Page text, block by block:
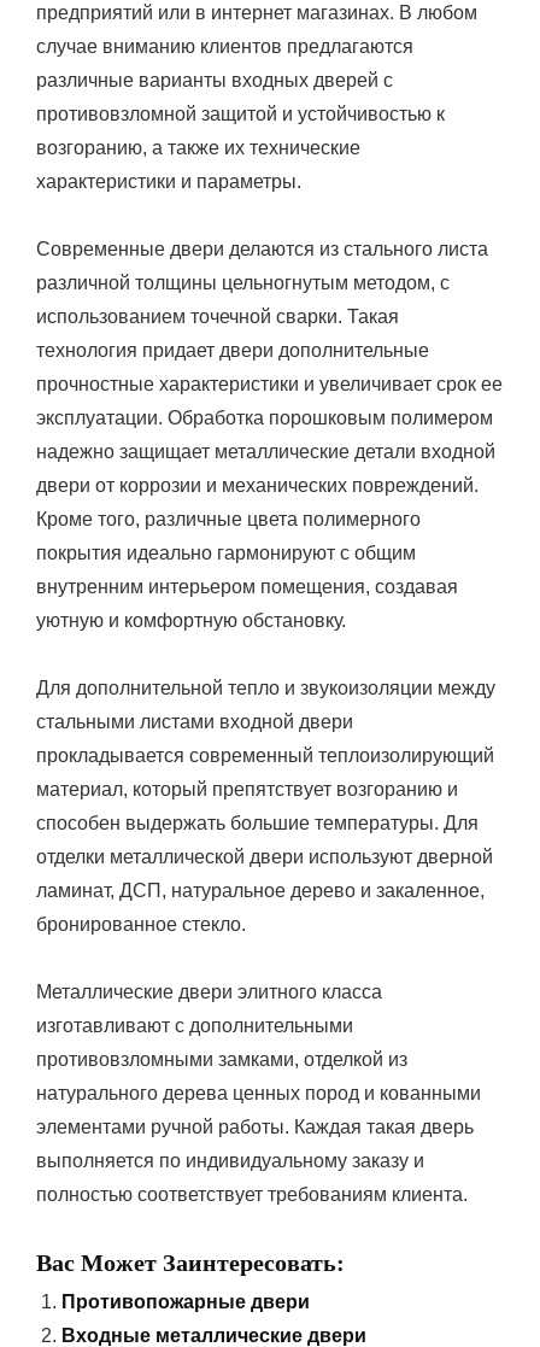
предприятий или в интернет магазинах. В любом
случае вниманию клиентов предлагаются
различные варианты входных дверей с
противовзломной защитой и устойчивостью к
возгоранию, а также их технические
характеристики и параметры.
Современные двери делаются из стального листа
различной толщины цельногнутым методом, с
использованием точечной сварки. Такая
технология придает двери дополнительные
прочностные характеристики и увеличивает срок ее
эксплуатации. Обработка порошковым полимером
надежно защищает металлические детали входной
двери от коррозии и механических повреждений.
Кроме того, различные цвета полимерного
покрытия идеально гармонируют с общим
внутренним интерьером помещения, создавая
уютную и комфортную обстановку.
Для дополнительной тепло и звукоизоляции между
стальными листами входной двери
прокладывается современный теплоизолирующий
материал, который препятствует возгоранию и
способен выдержать большие температуры. Для
отделки металлической двери используют дверной
ламинат, ДСП, натуральное дерево и закаленное,
бронированное стекло.
Металлические двери элитного класса
изготавливают с дополнительными
противовзломными замками, отделкой из
натурального дерева ценных пород и кованными
элементами ручной работы. Каждая такая дверь
выполняется по индивидуальному заказу и
полностью соответствует требованиям клиента.
Вас Может Заинтересовать:
Противопожарные двери
Входные металлические двери